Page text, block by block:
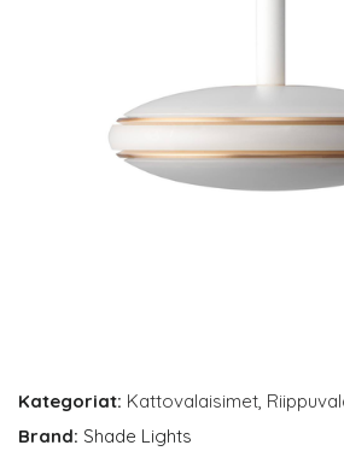
Kategoriat: Kattovalaisimet,
Brand: Shade Lights